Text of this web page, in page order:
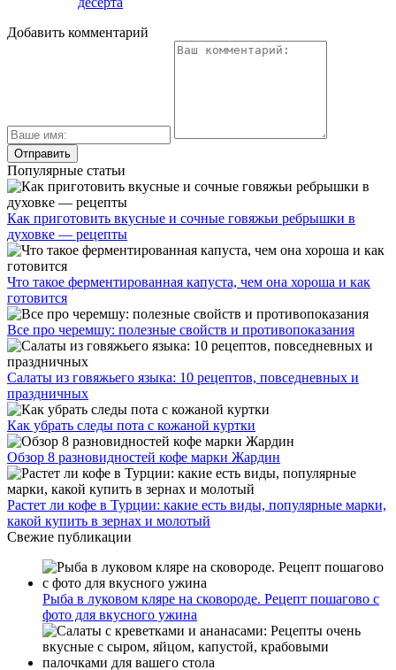
Добавить комментарий
Популярные статьи
Как приготовить вкусные и сочные говяжьи ребрышки в
духовке — рецепты
Что такое ферментированная капуста, чем она хороша и как
готовится
Все про черемшу: полезные свойств и противопоказания
Салаты из говяжьего языка: 10 рецептов, повседневных и
праздничных
Как убрать следы пота с кожаной куртки
Обзор 8 разновидностей кофе марки Жардин
Растет ли кофе в Турции: какие есть виды, популярные марки,
какой купить в зернах и молотый
Свежие публикации
Рыба в луковом кляре на сковороде. Рецепт пошагово с
фото для вкусного ужина